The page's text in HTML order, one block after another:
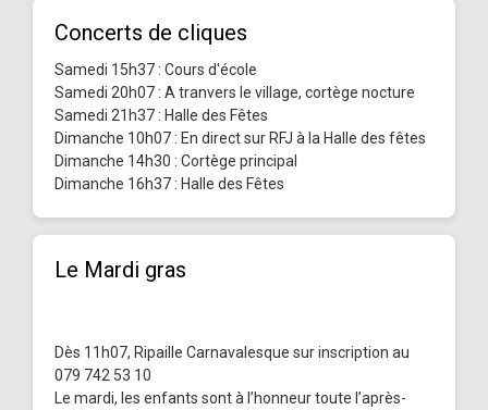
Concerts de cliques
Samedi 15h37 : Cours d'école
Samedi 20h07 : A tranvers le village, cortège nocture
Samedi 21h37 : Halle des Fêtes
Dimanche 10h07 : En direct sur RFJ à la Halle des fêtes
Dimanche 14h30 : Cortège principal
Dimanche 16h37 : Halle des Fêtes
Le Mardi gras
Dès 11h07, Ripaille Carnavalesque sur inscription au
079 742 53 10
Le mardi, les enfants sont à l’honneur toute l’après-